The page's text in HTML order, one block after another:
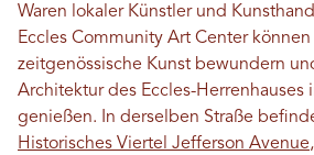
Waren lokaler Künstler und
Eccles Community Art Center
zeitgenössische Kunst bewundern
Architektur des Eccles-Herrenhauses
genießen. In derselben Straße
Historisches Viertel Jefferson Avenue